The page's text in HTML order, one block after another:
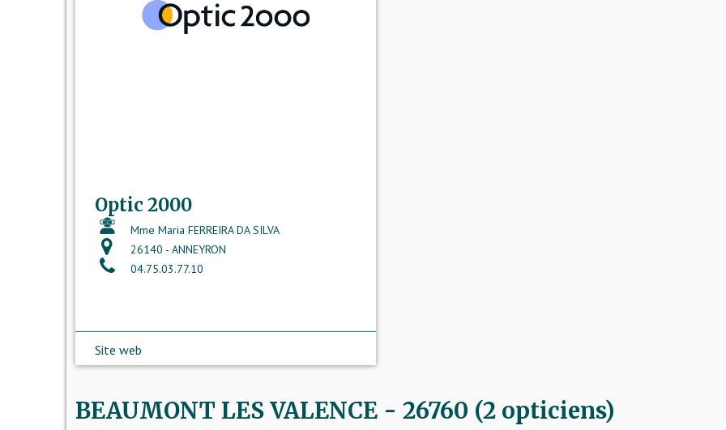
Optic 2000
Mme Maria FERREIRA DA SILVA
26140 - ANNEYRON
04.75.03.77.10
Site web
BEAUMONT LES VALENCE - 26760 (2 opticiens)